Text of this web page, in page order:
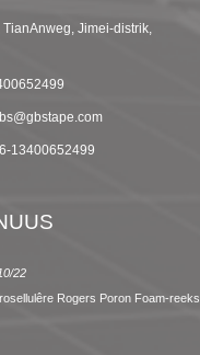
TianAnweg, Jimei-distrik,
13400652499
22
Rogers Poron Foam-reeks